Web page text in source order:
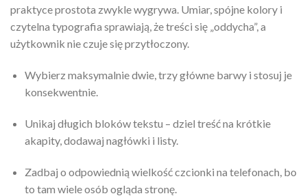
praktyce prostota zwykle wygrywa. Umiar, spójne kolory i
czytelna typografia sprawiają, że treści się „oddycha”, a
użytkownik nie czuje się przytłoczony.
Wybierz maksymalnie dwie, trzy główne barwy i stosuj je
konsekwentnie.
Unikaj długich bloków tekstu – dziel treść na krótkie
akapity, dodawaj nagłówki i listy.
Zadbaj o odpowiednią wielkość czcionki na telefonach, bo
to tam wiele osób ogląda stronę.